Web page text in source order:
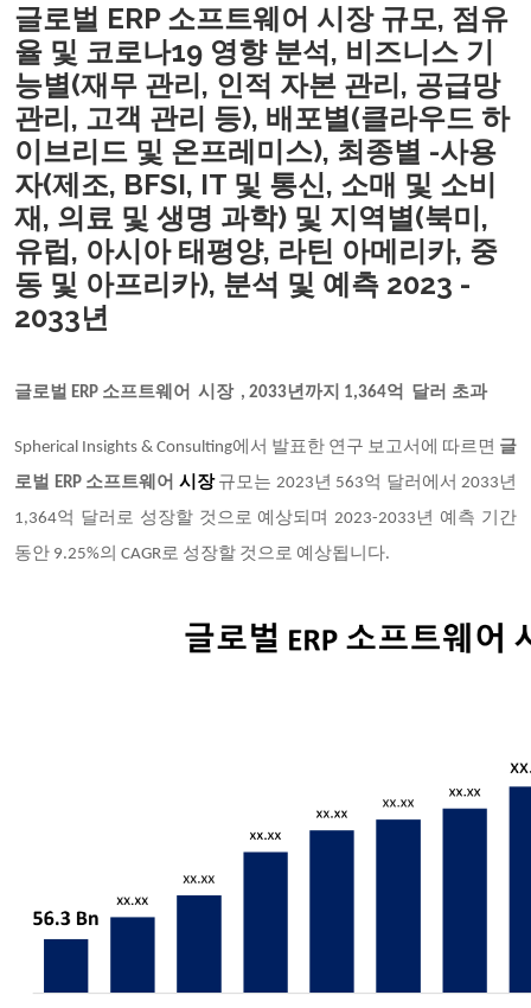
글로벌 ERP 소프트웨어 시장 규모, 점유
율 및 코로나19 영향 분석, 비즈니스 기
능별(재무 관리, 인적 자본 관리, 공급망
관리, 고객 관리 등), 배포별(클라우드 하
이브리드 및 온프레미스), 최종별 -사용
자(제조, BFSI, IT 및 통신, 소매 및 소비
재, 의료 및 생명 과학) 및 지역별(북미,
유럽, 아시아 태평양, 라틴 아메리카, 중
동 및 아프리카), 분석 및 예측 2023 -
2033년
글로벌 ERP 소프트웨어 시장 , 2033 년까지 1,364억 달러 초과
Spherical Insights & Consulting에서 발표한 연구 보고서에 따르면 글
로벌 ERP 소프트웨어 시장 규모는 2023년 563억 달러에서 2033년
1,364억 달러로 성장할 것으로 예상되며 2023-2033년 예측 기간
동안 9.25%의 CAGR로 성장할 것으로 예상됩니다.